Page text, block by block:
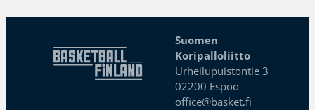
Suomen
Koripalloliitto
Urheilupuistontie 3
02200 Espoo
office@basket.fi